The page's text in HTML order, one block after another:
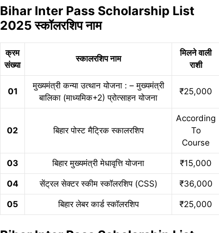
Bihar Inter Pass Scholarship List
2025 स्कॉलरशिप नाम
क्रम
संख्या
स्कालरशिप नाम
मिलने वाली
राशी
01
मुख्यमंत्री कन्या उत्थान योजना : – मुख्यमंत्री
बालिका (माध्यमिक+2) प्रोत्साहन योजना
₹25,000
02 बिहार पोस्ट मैट्रिक स्कालरशिप
According
To
Course
03 बिहार मुख्यमंत्री मेधावृत्ति योजना ₹15,000
04 सेंट्रल सेक्टर स्कीम स्कॉलरशिप (CSS) ₹36,000
05 बिहार लेबर कार्ड स्कॉलरशिप ₹25,000